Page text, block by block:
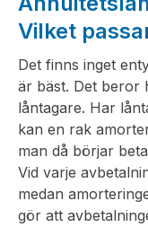
Vilket
Det finns inget
är bäst. Det beror
låntagare. Har
kan en rak
man då börjar
Vid varje
medan
gör att